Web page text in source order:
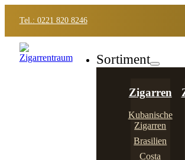
Tel.: 0221 820 8246
Sortiment
Zigarren
Kubanische
Zigarren
Brasilien
Costa